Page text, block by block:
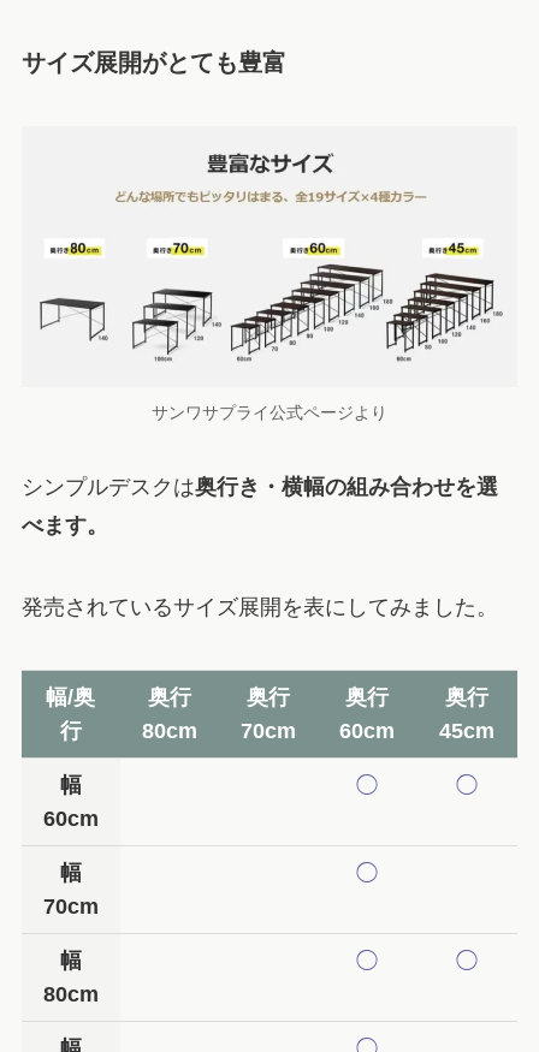
サイズ展開がとても豊富
サンワサプライ公式ページより
シンプルデスクは奥行き・横幅の組み合わせを選
べます。
発売されているサイズ展開を表にしてみました。
幅/奥
行
奥行
80cm
奥行
70cm
奥行
60cm
奥行
45cm
幅
60cm
◯ ◯
幅
70cm
◯
幅
80cm
◯ ◯